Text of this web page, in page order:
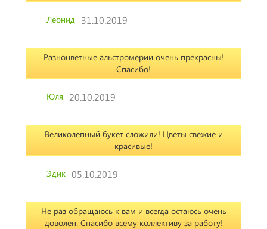
Леонид 31.10.2019
Разноцветные альстромерии очень прекрасны!
Спасибо!
Юля 20.10.2019
Великолепный букет сложили! Цветы свежие и
красивые!
Эдик 05.10.2019
Не раз обращаюсь к вам и всегда остаюсь очень
доволен. Спасибо всему коллективу за работу!